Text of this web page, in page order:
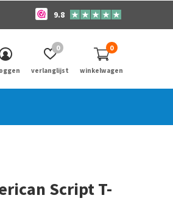
verlanglijst
0
winkelwagen
0
9.8
Script T-